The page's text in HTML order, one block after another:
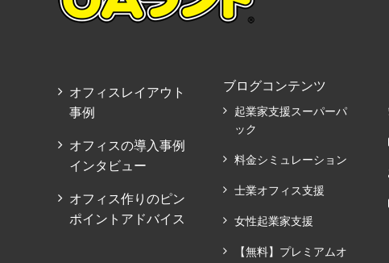
オフィスレイアウト
事例
オフィスの導入事例
インタビュー
オフィス作りのピン
ポイントアドバイス
ブログコンテンツ
起業家支援スーパーパ
ック
料金シミュレーション
士業オフィス支援
女性起業家支援
【無料】プレミアムオ